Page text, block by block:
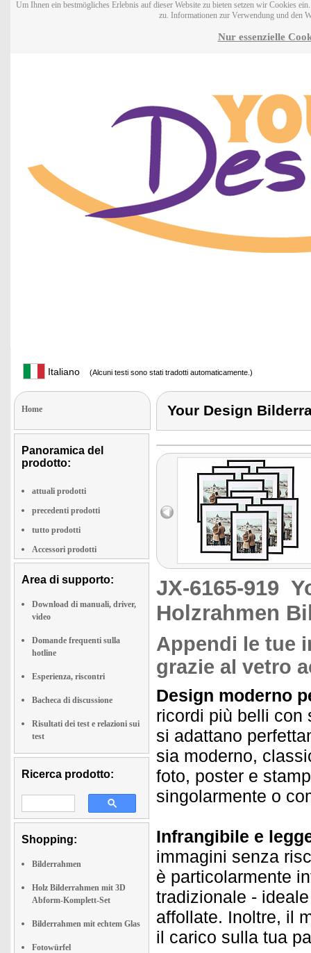
Um Ihnen ein bestmögliches Erlebnis auf dieser Website zu bieten setzen wir Cookies
zu. Informationen zur Verwendung und den
Nur essenzielle
Italiano (Alcuni testi sono stati tradotti automaticamente.)
Home
Panoramica del
prodotto:
attuali prodotti
precedenti prodotti
tutto prodotti
Accessori prodotti
Area di supporto:
Download di manuali, driver,
video
Domande frequenti sulla
hotline
Esperienza, riscontri
Bacheca di discussione
Risultati dei test e relazioni sui
test
Ricerca prodotto:
Shopping:
Bilderrahmen
Holz Bilderrahmen mit 3D
Abform-Komplett-Set
Bilderrahmen mit echtem Glas
Fotowürfel
Your Design
JX-6165-919
Holzrahmen
Appendi le tue
grazie al vetro
Design moderno
ricordi più belli con
si adattano
sia moderno,
foto, poster e
singolarmente o
Infrangibile e
immagini senza
è particolarmente
tradizionale -
affollate. Inoltre, il
il carico sulla tua